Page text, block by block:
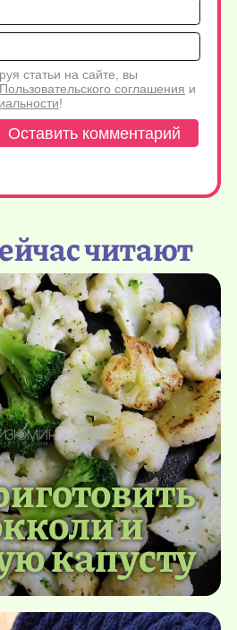
Имя*
статьи на сайте, вы
Пользовательского соглашения и
!
читают
и
капусту